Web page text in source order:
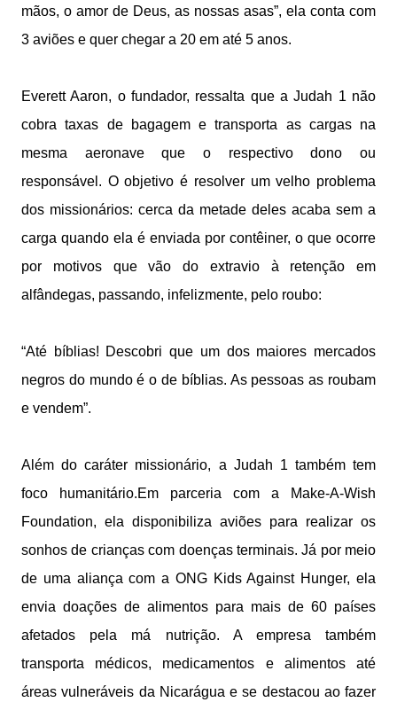
mãos, o amor de Deus, as nossas asas”, ela conta com
3 aviões e quer chegar a 20 em até 5 anos.
Everett Aaron, o fundador, ressalta que a Judah 1 não
cobra taxas de bagagem e transporta as cargas na
mesma aeronave que o respectivo dono ou
responsável. O objetivo é resolver um velho problema
dos missionários: cerca da metade deles acaba sem a
carga quando ela é enviada por contêiner, o que ocorre
por motivos que vão do extravio à retenção em
alfândegas, passando, infelizmente, pelo roubo:
“Até bíblias! Descobri que um dos maiores mercados
negros do mundo é o de bíblias. As pessoas as roubam
e vendem”.
Além do caráter missionário, a Judah 1 também tem
foco humanitário.Em parceria com a Make-A-Wish
Foundation, ela disponibiliza aviões para realizar os
sonhos de crianças com doenças terminais. Já por meio
de uma aliança com a ONG Kids Against Hunger, ela
envia doações de alimentos para mais de 60 países
afetados pela má nutrição. A empresa também
transporta médicos, medicamentos e alimentos até
áreas vulneráveis da Nicarágua e se destacou ao fazer